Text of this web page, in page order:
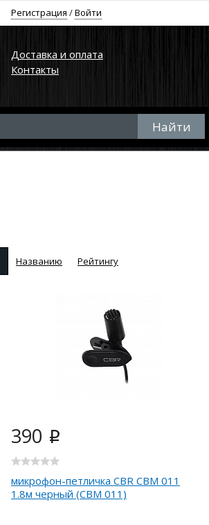
Регистрация /Войти
Доставка и оплата
Контакты
Названию Рейтингу
390 i
микрофон-петличка CBR CBM 011
1.8м черный (CBM 011)